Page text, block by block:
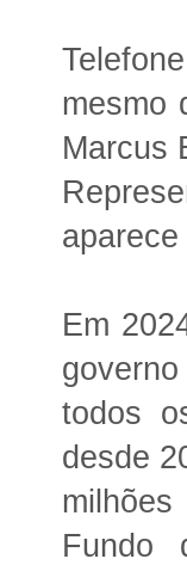
mesmo
Marcus
Em
todos
desde
Fundo